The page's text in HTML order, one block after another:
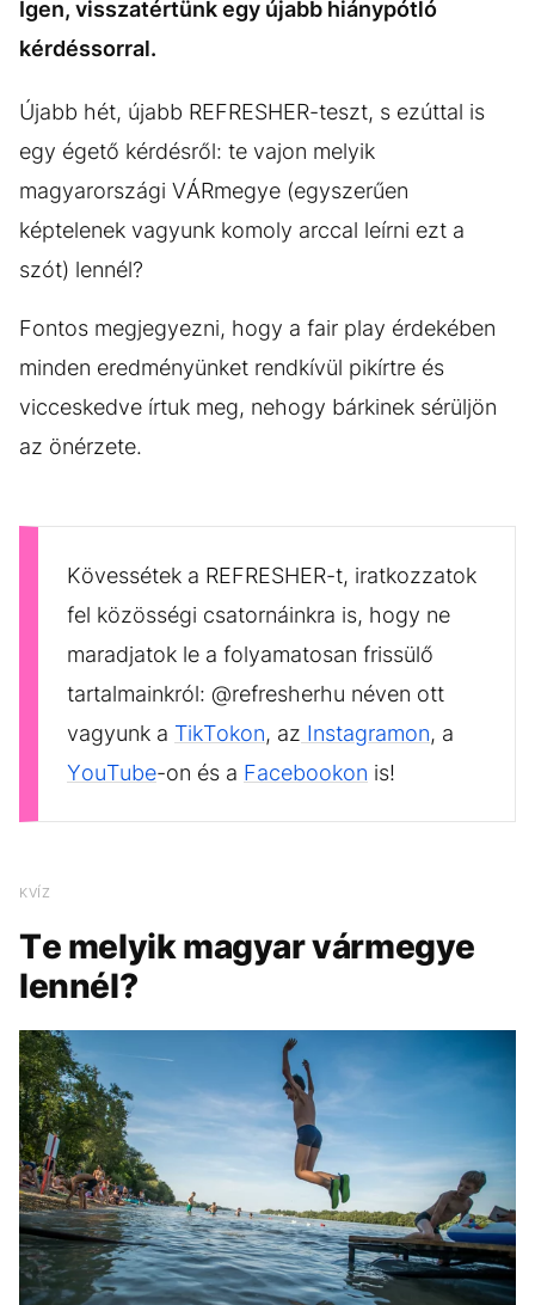
Igen, visszatértünk egy újabb hiánypótló
kérdéssorral.
Újabb hét, újabb REFRESHER-teszt, s ezúttal is
egy égető kérdésről: te vajon melyik
magyarországi VÁRmegye (egyszerűen
képtelenek vagyunk komoly arccal leírni ezt a
szót) lennél?
Fontos megjegyezni, hogy a fair play érdekében
minden eredményünket rendkívül pikírtre és
vicceskedve írtuk meg, nehogy bárkinek sérüljön
az önérzete.
Kövessétek a REFRESHER-t, iratkozzatok
fel közösségi csatornáinkra is, hogy ne
maradjatok le a folyamatosan frissülő
tartalmainkról: @refresherhu néven ott
vagyunk a TikTokon, az Instagramon, a
YouTube-on és a Facebookon is!
KVÍZ
Te melyik magyar vármegye
lennél?